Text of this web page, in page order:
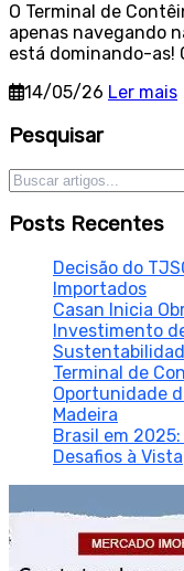
O Terminal de
apenas navegando
está dominando-as!
14/05/26 Ler mais
Sidebar
Pesquisar
Pesquisar por:
Posts Recentes
Decisão do
Importados
Casan Inicia
Investimento
Terminal de
Oportunidade
Madeira
Brasil em
Desafios à Vista